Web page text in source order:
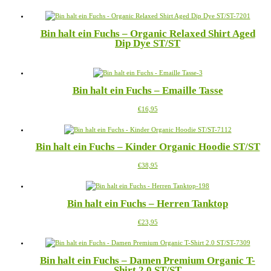
auf
Produktseite
gewählt
bis
weist
Varianten
auf.
können
der
Bin halt ein Fuchs – Organic Relaxed Shirt Aged
Dip Dye ST/ST
Produkt
mehrere
auf.
Optionen
auf
Produktseite
werden
Bin halt ein Fuchs – Emaille Tasse
€16,95Dieses
weist
Varianten
Die
können
der
gewählt
Bin halt ein Fuchs – Kinder Organic Hoodie ST/ST
€38,95Dieses
weist
Varianten
Die
können
der
Bin halt ein Fuchs – Herren Tanktop
€23,95Dieses
weist
Varianten
Bin halt ein Fuchs – Damen Premium Organic T-